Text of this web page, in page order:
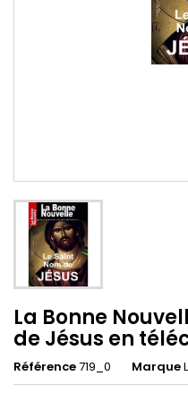
La Bonne
de Jésus en
Référence719_0 Marque